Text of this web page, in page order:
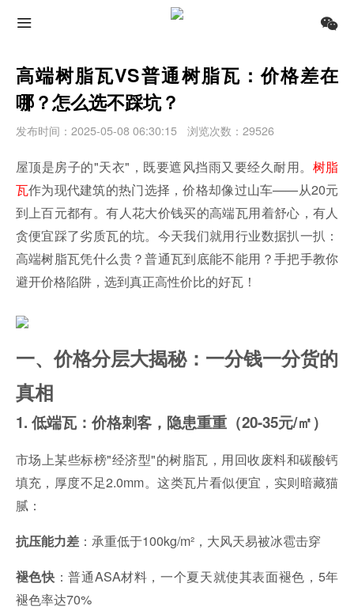
高端树脂瓦VS普通树脂瓦：价格差在
哪？怎么选不踩坑？
发布时间：2025-05-08 06:30:15 浏览次数：29526
屋顶是房子的"天衣"，既要遮风挡雨又要经久耐用。 树脂
瓦作为现代建筑的热门选择，价格却像过山车——从20元
到上百元都有。有人花大价钱买的高端瓦用着舒心，有人
贪便宜踩了劣质瓦的坑。今天我们就用行业数据扒一扒：
高端树脂瓦凭什么贵？普通瓦到底能不能用？手把手教你
避开价格陷阱，选到真正高性价比的好瓦！
一、价格分层大揭秘：一分钱一分货的
真相
1. 低端瓦：价格刺客，隐患重重（20-35元/㎡）
市场上某些标榜"经济型"的树脂瓦，用回收废料和碳酸钙
填充，厚度不足2.0mm。这类瓦片看似便宜，实则暗藏猫
腻：
抗压能力差：承重低于100kg/m²，大风天易被冰雹击穿
褪色快 ：普通ASA材料，一个夏天就使其表面褪色，5年
褪色率达70%